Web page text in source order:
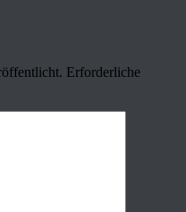
Erforderliche